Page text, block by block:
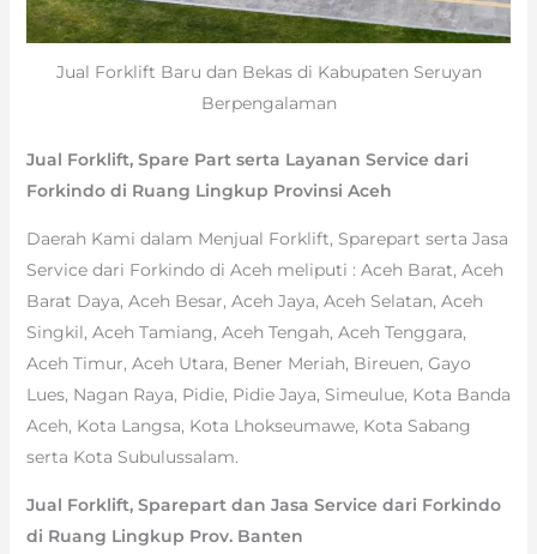
Jual Forklift Baru dan Bekas di Kabupaten Seruyan
Berpengalaman
Jual Forklift, Spare Part serta Layanan Service dari
Forkindo di Ruang Lingkup Provinsi Aceh
Daerah Kami dalam Menjual Forklift, Sparepart serta Jasa
Service dari Forkindo di Aceh meliputi : Aceh Barat, Aceh
Barat Daya, Aceh Besar, Aceh Jaya, Aceh Selatan, Aceh
Singkil, Aceh Tamiang, Aceh Tengah, Aceh Tenggara,
Aceh Timur, Aceh Utara, Bener Meriah, Bireuen, Gayo
Lues, Nagan Raya, Pidie, Pidie Jaya, Simeulue, Kota Banda
Aceh, Kota Langsa, Kota Lhokseumawe, Kota Sabang
serta Kota Subulussalam.
Jual Forklift, Sparepart dan Jasa Service dari Forkindo
di Ruang Lingkup Prov. Banten